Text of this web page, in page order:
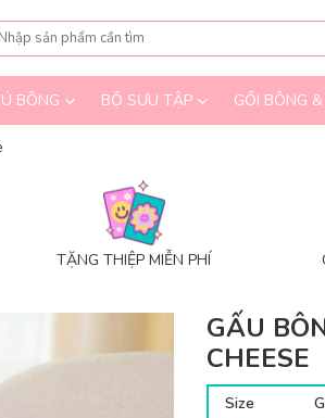
BÔNG BỘ SƯU TẬP GỐI BÔNG
TẶNG THIỆP MIỄN PHÍ
GẤU
CHEESE
Size